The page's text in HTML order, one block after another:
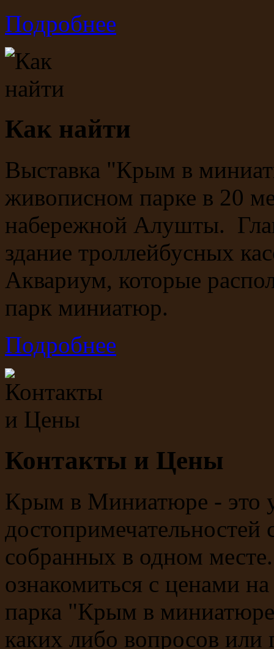
Подробнее
Как найти
Выставка "Крым в
живописном парке в 20
набережной Алушты.
здание троллейбусных
Аквариум, которые
парк миниатюр.
Подробнее
Контакты и Цены
Крым в Миниатюре - это
достопримечательностей
собранных в одном
ознакомиться с ценами
парка "Крым в
каких либо вопросов